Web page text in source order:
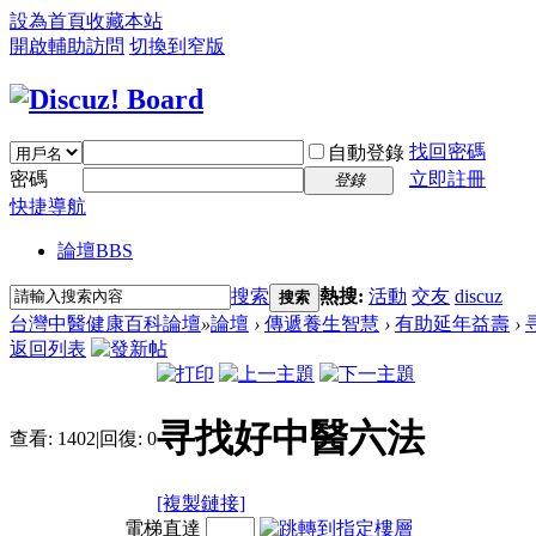
設為首頁收藏本站
開啟輔助訪問 切換到窄版
自動登錄 找回密碼
密碼
登錄
立即註冊
快捷導航
論壇BBS
搜索 搜索 熱搜: 活動 交友 discuz
台灣中醫健康百科論壇»論壇 › 傳遞養生智慧 › 有助延年益壽 ›
返回列表
查看: 1402|回復: 0寻找好中醫六法
[複製鏈接]
電梯直達